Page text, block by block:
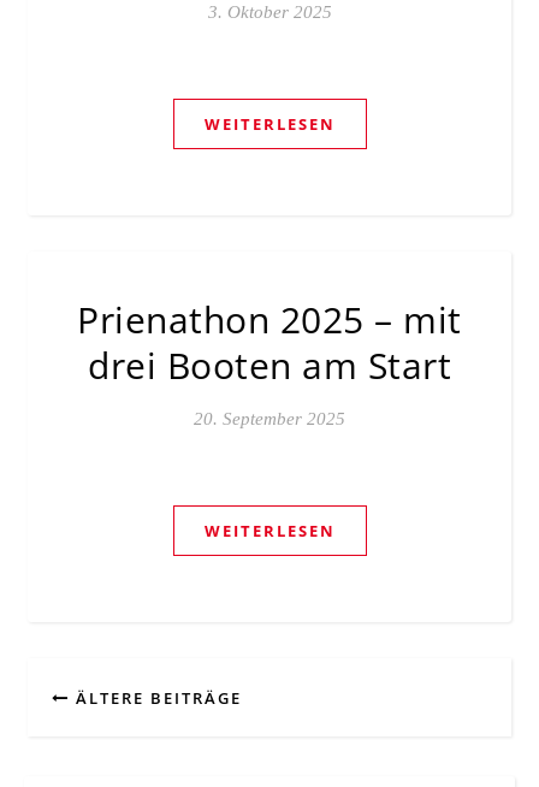
3. Oktober 2025
WEITERLESEN
Prienathon 2025 – mit
drei Booten am Start
20. September 2025
WEITERLESEN
ÄLTERE BEITRÄGE